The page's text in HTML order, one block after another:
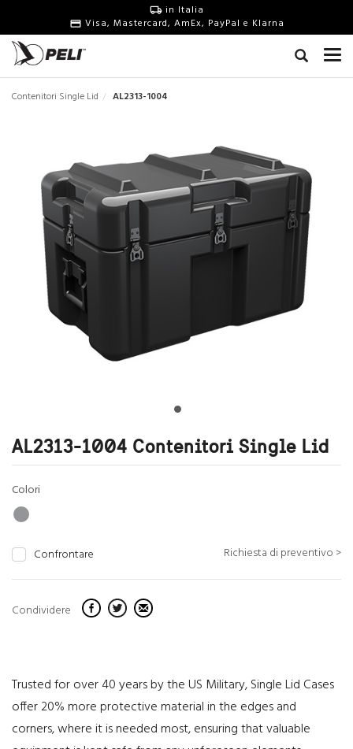
in Italia
Visa, Mastercard, AmEx, PayPal e Klarna
Contenitori Single Lid AL2313-1004
AL2313-1004 Contenitori Single Lid
Colori
Confrontare Richiesta di preventivo >
Condividere
Trusted for over 40 years by the US Military, Single Lid Cases
offer 20% more protective material in the edges and
corners, where it is needed most, ensuring that valuable